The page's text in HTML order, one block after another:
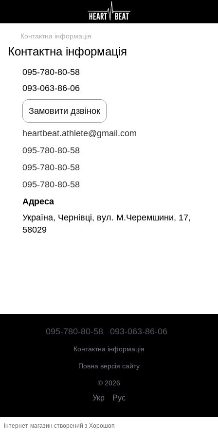
Контактна інформація
Контактна інформація
095-780-80-58
093-063-86-06
Замовити дзвінок
heartbeat.athlete@gmail.com
095-780-80-58
095-780-80-58
095-780-80-58
Адреса
Україна, Чернівці, вул. М.Черемшини, 17,
58029
095-780-80-58 093-063-86-06
Контактна інформація
Повна версія сайту
© 2026
Укр Рус
Інтернет-магазин створений з Хорошоп